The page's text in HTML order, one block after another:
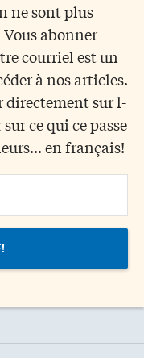
ne sont plus
Vous abonner
courriel est un
à nos articles.
directement sur l-
ce qui ce passe
en français!